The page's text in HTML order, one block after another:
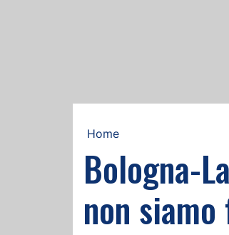
Home
Bologna-
non